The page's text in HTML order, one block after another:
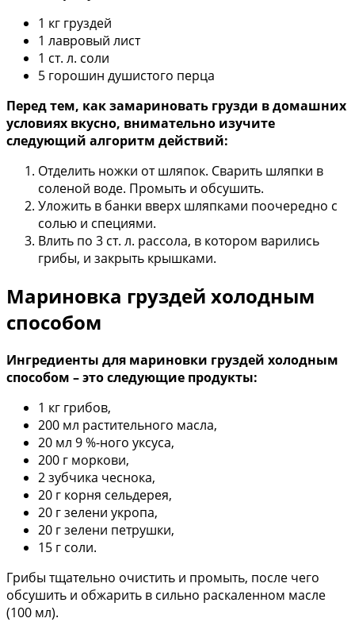
1 кг груздей
1 лавровый лист
1 ст. л. соли
5 горошин душистого перца
Перед тем, как замариновать грузди в домашних
условиях вкусно, внимательно изучите
следующий алгоритм действий:
Отделить ножки от шляпок. Сварить шляпки в
соленой воде. Промыть и обсушить.
Уложить в банки вверх шляпками поочередно с
солью и специями.
Влить по 3 ст. л. рассола, в котором варились
грибы, и закрыть крышками.
Мариновка груздей холодным
способом
Ингредиенты для мариновки груздей холодным
способом – это следующие продукты:
1 кг грибов,
200 мл растительного масла,
20 мл 9 %-ного уксуса,
200 г моркови,
2 зубчика чеснока,
20 г корня сельдерея,
20 г зелени укропа,
20 г зелени петрушки,
15 г соли.
Грибы тщательно очистить и промыть, после чего
обсушить и обжарить в сильно раскаленном масле
(100 мл).